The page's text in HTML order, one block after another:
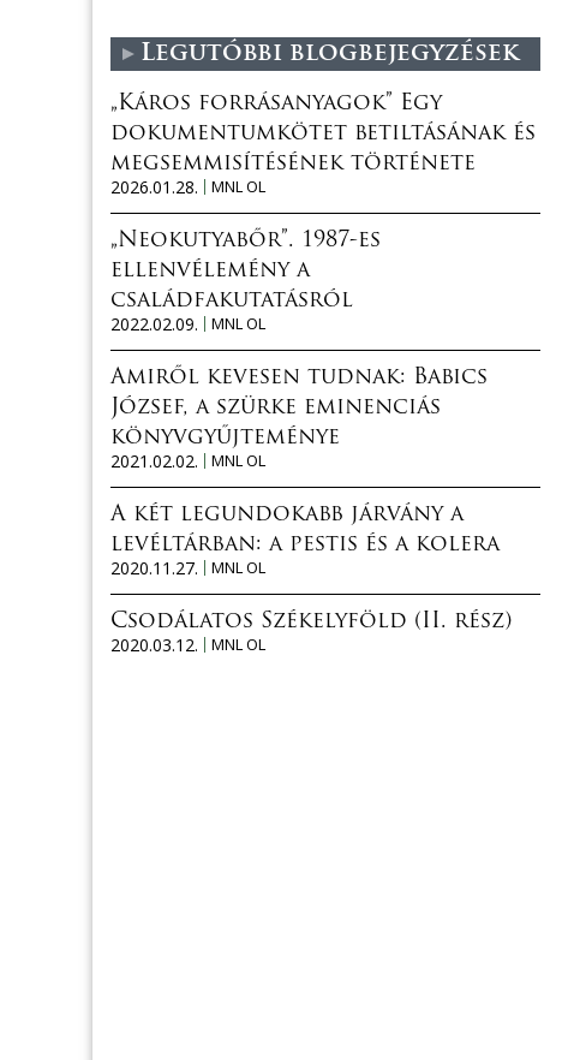
Legutóbbi blogbejegyzések
„Káros forrásanyagok” Egy
dokumentumkötet betiltásának és
megsemmisítésének története
2026.01.28.
MNL OL
„Neokutyabőr”. 1987-es
ellenvélemény a
családfakutatásról
2022.02.09.
MNL OL
Amiről kevesen tudnak: Babics
József, a szürke eminenciás
könyvgyűjteménye
2021.02.02.
MNL OL
A két legundokabb járvány a
levéltárban: a pestis és a kolera
2020.11.27.
MNL OL
Csodálatos Székelyföld (II. rész)
2020.03.12.
MNL OL